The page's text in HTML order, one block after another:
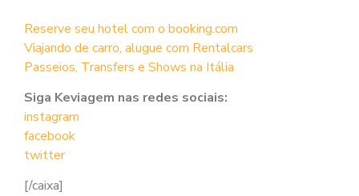
Reserve seu hotel com o booking.com
Viajando de carro, alugue com Rentalcars
Passeios, Transfers e Shows na Itália
Siga Keviagem nas redes sociais:
instagram
facebook
twitter
[/caixa]